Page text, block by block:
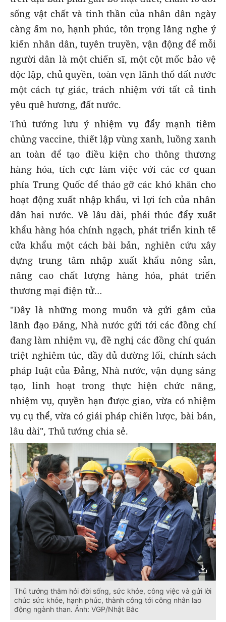
sống vật chất và tinh thần của nhân dân ngày
càng ấm no, hạnh phúc, tôn trọng lắng nghe ý
kiến nhân dân, tuyên truyền, vận động để mỗi
người dân là một chiến sĩ, một cột mốc bảo vệ
độc lập, chủ quyền, toàn vẹn lãnh thổ đất nước
một cách tự giác, trách nhiệm với tất cả tình
yêu quê hương, đất nước.
Thủ tướng lưu ý nhiệm vụ đẩy mạnh tiêm
chủng vaccine, thiết lập vùng xanh, luồng xanh
an toàn để tạo điều kiện cho thông thương
hàng hóa, tích cực làm việc với các cơ quan
phía Trung Quốc để tháo gỡ các khó khăn cho
hoạt động xuất nhập khẩu, vì lợi ích của nhân
dân hai nước. Về lâu dài, phải thúc đẩy xuất
khẩu hàng hóa chính ngạch, phát triển kinh tế
cửa khẩu một cách bài bản, nghiên cứu xây
dựng trung tâm nhập xuất khẩu nông sản,
nâng cao chất lượng hàng hóa, phát triển
thương mại điện tử…
"Đây là những mong muốn và gửi gắm của
lãnh đạo Đảng, Nhà nước gửi tới các đồng chí
đang làm nhiệm vụ, đề nghị các đồng chí quán
triệt nghiêm túc, đầy đủ đường lối, chính sách
pháp luật của Đảng, Nhà nước, vận dụng sáng
tạo, linh hoạt trong thực hiện chức năng,
nhiệm vụ, quyền hạn được giao, vừa có nhiệm
vụ cụ thể, vừa có giải pháp chiến lược, bài bản,
lâu dài", Thủ tướng chia sẻ.
Thủ tướng thăm hỏi đời sống, sức khỏe, công việc và gửi lời
chúc sức khỏe, hạnh phúc, thành công tới công nhân lao
động ngành than. Ảnh: VGP/Nhật Bắc